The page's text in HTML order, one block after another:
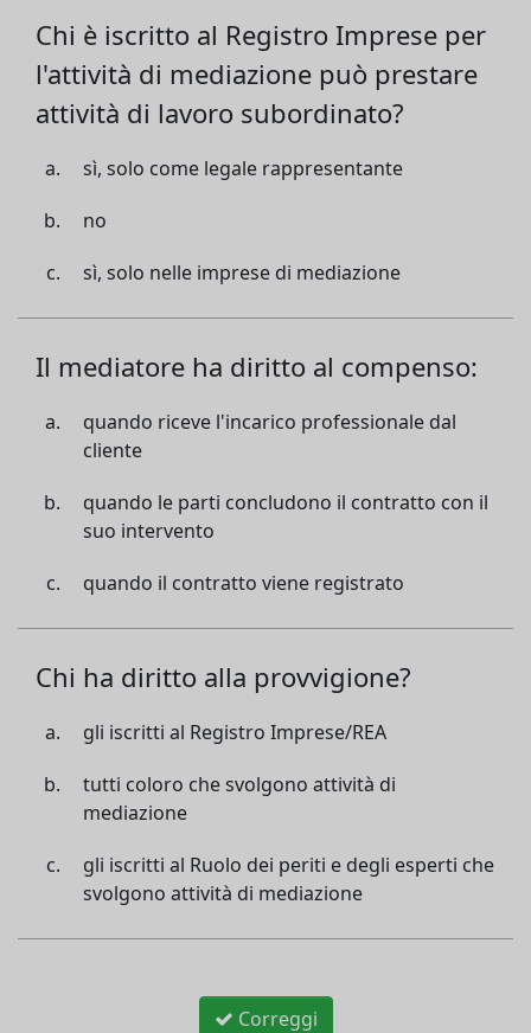
Chi è iscritto al Registro Imprese per
l'attività di mediazione può prestare
attività di lavoro subordinato?
sì, solo come legale rappresentante
no
sì, solo nelle imprese di mediazione
Il mediatore ha diritto al compenso:
quando riceve l'incarico professionale dal
cliente
quando le parti concludono il contratto con il
suo intervento
quando il contratto viene registrato
Chi ha diritto alla provvigione?
gli iscritti al Registro Imprese/REA
tutti coloro che svolgono attività di
mediazione
gli iscritti al Ruolo dei periti e degli esperti che
svolgono attività di mediazione
Correggi